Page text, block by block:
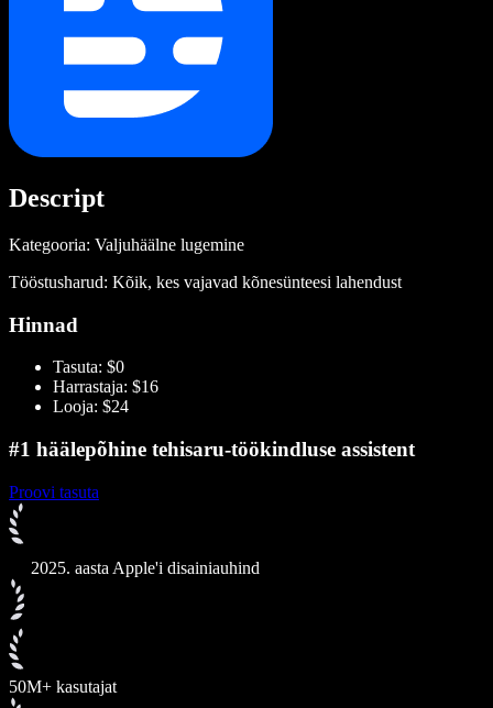
Descript
Kategooria: Valjuhäälne lugemine
Tööstusharud: Kõik, kes vajavad kõnesünteesi lahendust
Hinnad
Tasuta: $0
Harrastaja: $16
Looja: $24
#1 häälepõhine tehisaru-töökindluse assistent
Proovi tasuta
2025. aasta Apple'i disainiauhind
50M+ kasutajat